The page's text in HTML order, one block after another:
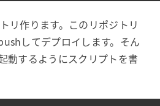
リ作ります。このリポジトリ
してデプロイします。そん
するようにスクリプトを書